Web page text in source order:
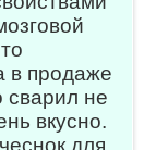
в продаже
не
вкусно.
для